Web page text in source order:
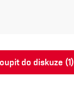
do diskuze (1)